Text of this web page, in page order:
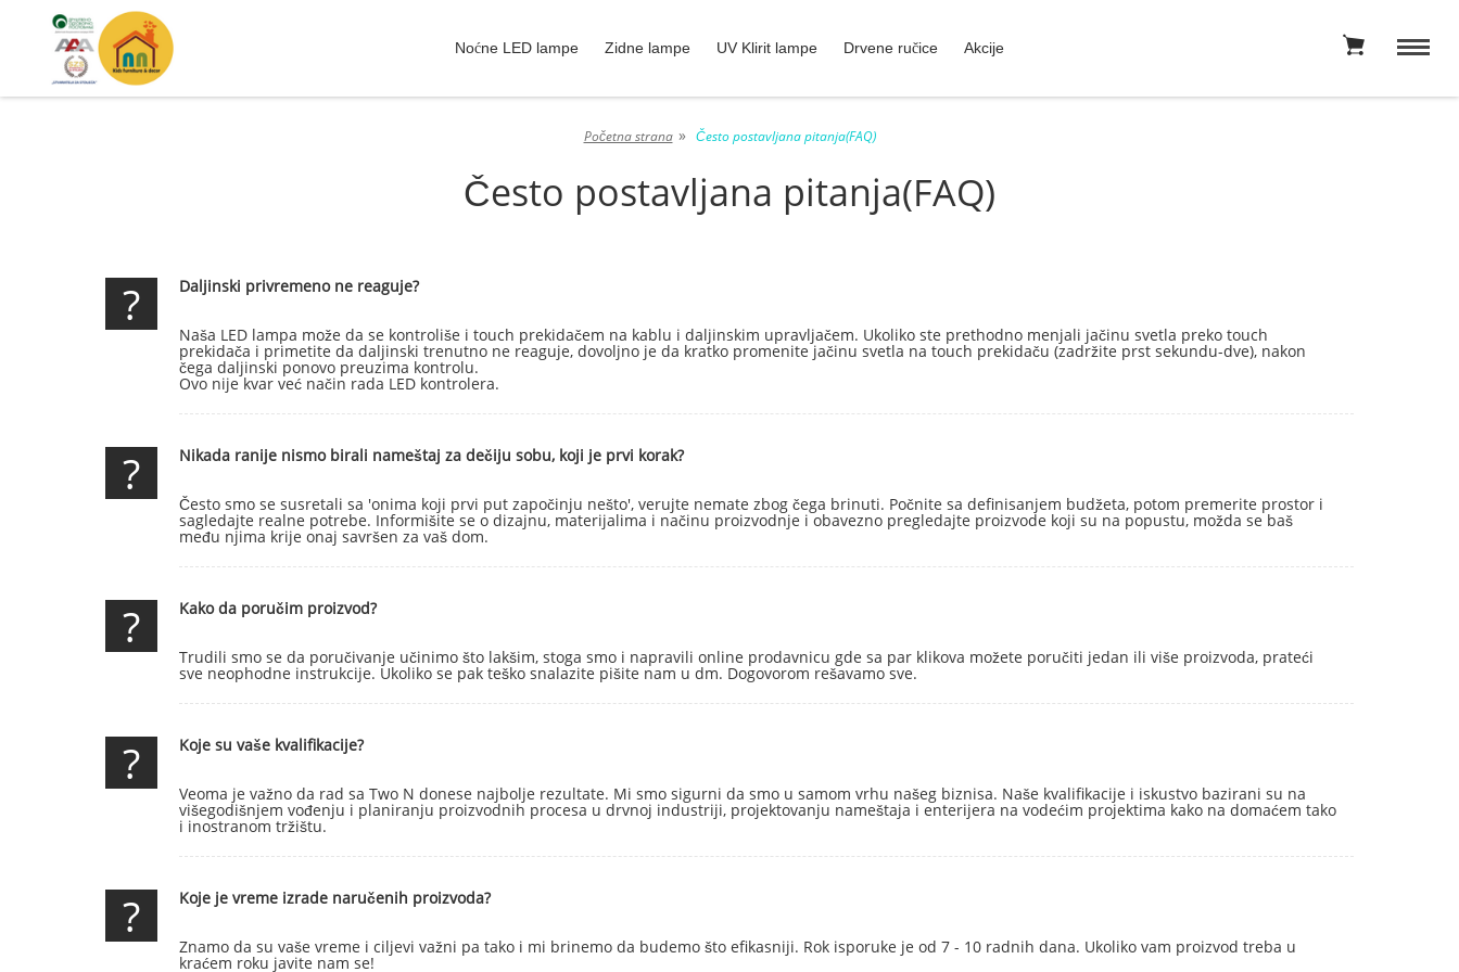
Noćne LED lampe Zidne lampe UV Klirit lampe Drvene ručice Akcije
Početna strana » Često postavljana pitanja(FAQ)
Često postavljana pitanja(FAQ)
? Daljinski privremeno ne reaguje?
Naša LED lampa može da se kontroliše i touch prekidačem na kablu i daljinskim upravljačem. Ukoliko ste prethodno menjali jačinu svetla preko touch
prekidača i primetite da daljinski trenutno ne reaguje, dovoljno je da kratko promenite jačinu svetla na touch prekidaču (zadržite prst sekundu-dve), nakon
čega daljinski ponovo preuzima kontrolu.
Ovo nije kvar već način rada LED kontrolera.
? Nikada ranije nismo birali nameštaj za dečiju sobu, koji je prvi korak?
Često smo se susretali sa 'onima koji prvi put započinju nešto', verujte nemate zbog čega brinuti. Počnite sa definisanjem budžeta, potom premerite prostor i
sagledajte realne potrebe. Informišite se o dizajnu, materijalima i načinu proizvodnje i obavezno pregledajte proizvode koji su na popustu, možda se baš
među njima krije onaj savršen za vaš dom.
? Kako da poručim proizvod?
Trudili smo se da poručivanje učinimo što lakšim, stoga smo i napravili online prodavnicu gde sa par klikova možete poručiti jedan ili više proizvoda, prateći
sve neophodne instrukcije. Ukoliko se pak teško snalazite pišite nam u dm. Dogovorom rešavamo sve.
? Koje su vaše kvalifikacije?
Veoma je važno da rad sa Two N donese najbolje rezultate. Mi smo sigurni da smo u samom vrhu našeg biznisa. Naše kvalifikacije i iskustvo bazirani su na
višegodišnjem vođenju i planiranju proizvodnih procesa u drvnoj industriji, projektovanju nameštaja i enterijera na vodećim projektima kako na domaćem tako
i inostranom tržištu.
? Koje je vreme izrade naručenih proizvoda?
Znamo da su vaše vreme i ciljevi važni pa tako i mi brinemo da budemo što efikasniji. Rok isporuke je od 7 - 10 radnih dana. Ukoliko vam proizvod treba u
kraćem roku javite nam se!